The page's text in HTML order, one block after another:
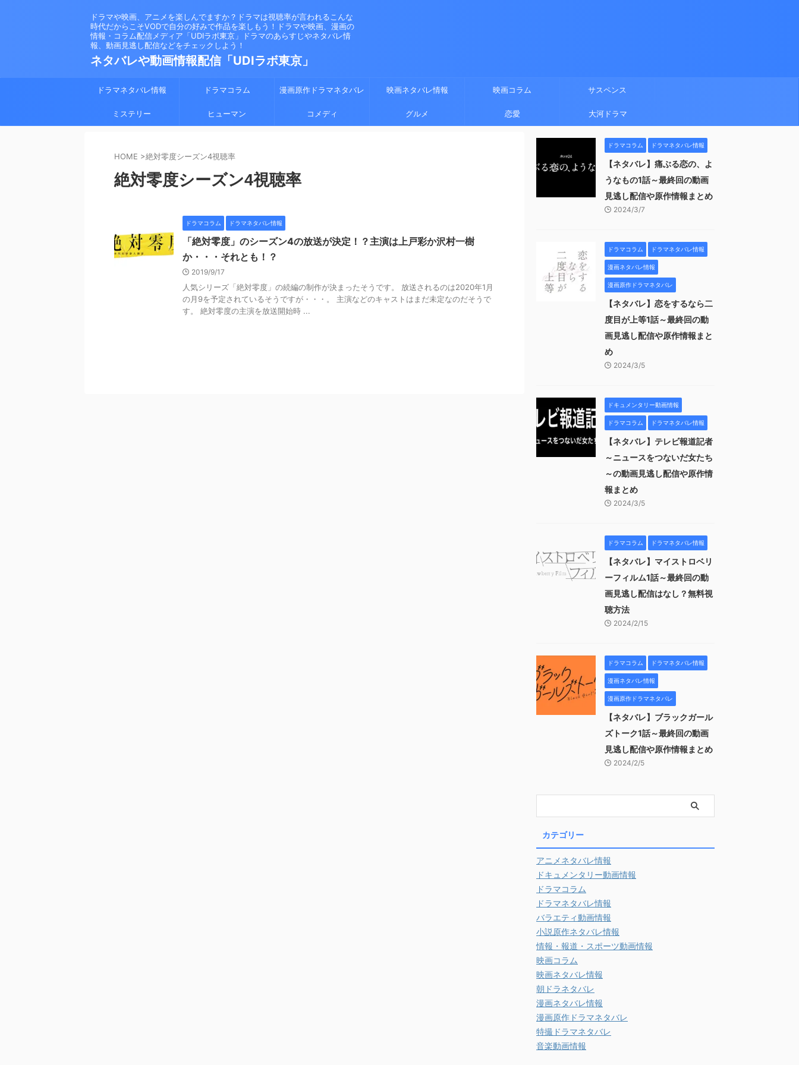
ドラマや映画、アニメを楽しんでますか？ドラマは視聴率が言われるこんな
時代だからこそVODで自分の好みで作品を楽しもう！ドラマや映画、漫画の
情報・コラム配信メディア「UDIラボ東京」ドラマのあらすじやネタバレ情
報、動画見逃し配信などをチェックしよう！
ネタバレや動画情報配信「UDIラボ東京」
ドラマネタバレ情報 ドラマコラム 漫画原作ドラマネタバレ 映画ネタバレ情報 映画コラム サスペンス
ミステリー ヒューマン コメディ グルメ 恋愛 大河ドラマ
HOME >絶対零度シーズン4視聴率
絶対零度シーズン4視聴率
ドラマコラム ドラマネタバレ情報
「絶対零度」のシーズン4の放送が決定！？主演は上戸彩か沢村一樹
か・・・それとも！？
2019/9/17
人気シリーズ「絶対零度」の続編の制作が決まったそうです。 放送されるのは2020年1月
の月9を予定されているそうですが・・・。 主演などのキャストはまだ未定なのだそうで
す。 絶対零度の主演を放送開始時 ...
ドラマコラム ドラマネタバレ情報
【ネタバレ】痛ぶる恋の、よ
うなもの1話～最終回の動画
見逃し配信や原作情報まとめ
2024/3/7
ドラマコラム ドラマネタバレ情報
漫画ネタバレ情報
漫画原作ドラマネタバレ
【ネタバレ】恋をするなら二
度目が上等1話～最終回の動
画見逃し配信や原作情報まと
め
2024/3/5
ドキュメンタリー動画情報
ドラマコラム ドラマネタバレ情報
【ネタバレ】テレビ報道記者
～ニュースをつないだ女たち
～の動画見逃し配信や原作情
報まとめ
2024/3/5
ドラマコラム ドラマネタバレ情報
【ネタバレ】マイストロベリ
ーフィルム1話～最終回の動
画見逃し配信はなし？無料視
聴方法
2024/2/15
ドラマコラム ドラマネタバレ情報
漫画ネタバレ情報
漫画原作ドラマネタバレ
【ネタバレ】ブラックガール
ズトーク1話～最終回の動画
見逃し配信や原作情報まとめ
2024/2/5
カテゴリー
アニメネタバレ情報
ドキュメンタリー動画情報
ドラマコラム
ドラマネタバレ情報
バラエティ動画情報
小説原作ネタバレ情報
情報・報道・スポーツ動画情報
映画コラム
映画ネタバレ情報
朝ドラネタバレ
漫画ネタバレ情報
漫画原作ドラマネタバレ
特撮ドラマネタバレ
音楽動画情報